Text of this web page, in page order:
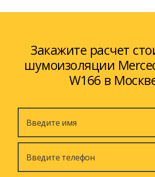
Закажите расчет
шумоизоляции
W166 в